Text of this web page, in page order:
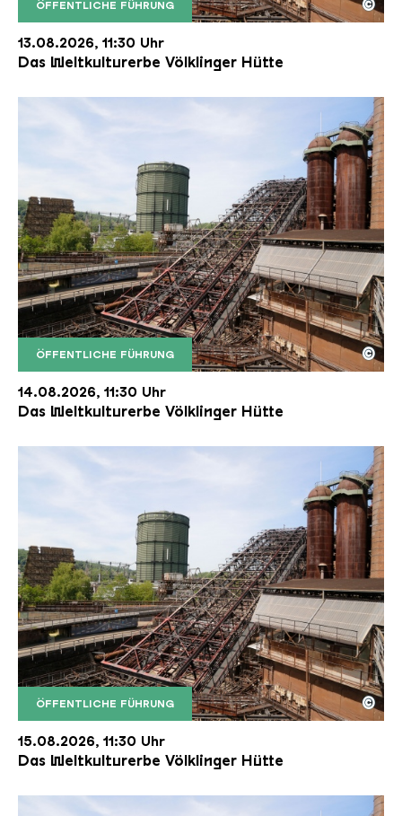
ÖFFENTLICHE FÜHRUNG
Der Erzschrägaufzug der Völklinger Hütte mit
Copyright: Weltkulturerbe Völklinger Hütte | Karl
©
13.08.2026, 11:30 Uhr
Das Weltkulturerbe Völklinger Hütte
ÖFFENTLICHE FÜHRUNG
Der Erzschrägaufzug der Völklinger Hütte mit
Copyright: Weltkulturerbe Völklinger Hütte | Karl
©
14.08.2026, 11:30 Uhr
Das Weltkulturerbe Völklinger Hütte
ÖFFENTLICHE FÜHRUNG
Der Erzschrägaufzug der Völklinger Hütte mit
Copyright: Weltkulturerbe Völklinger Hütte | Karl
©
15.08.2026, 11:30 Uhr
Das Weltkulturerbe Völklinger Hütte